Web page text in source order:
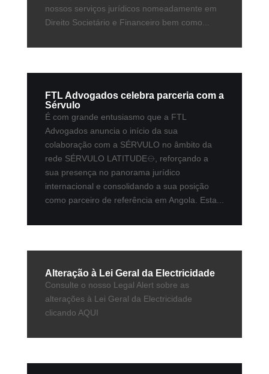
nossos serviços jurídicos nomeadamente em
Direito Societário e Financeiro bem como...
FTL Advogados celebra parceria com a
Sérvulo
É com grande entusiasmo que a FTL
Advogados anuncia o início da sua
colaboração com a SÉRVULO no âmbito da
rede SÉRVULO LATITUDE⦵, reforçando a
sua presença no panorama jurídico
internacional e consolidando a sua posição
como parceiro de referência em Angola. Esta...
Alteração à Lei Geral da Electricidade
Consulte o nosso Legal Alert sobre as
alterações à Lei Geral da Electricidade
clicando AQUI